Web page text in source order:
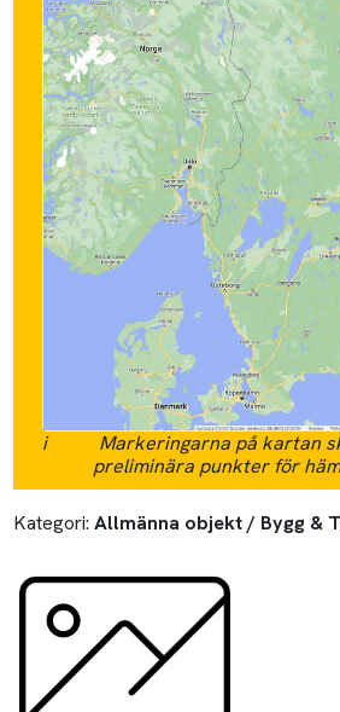
i
Markeringarna på kartan
preliminära punkter för
Kategori: Allmänna objekt / Bygg &